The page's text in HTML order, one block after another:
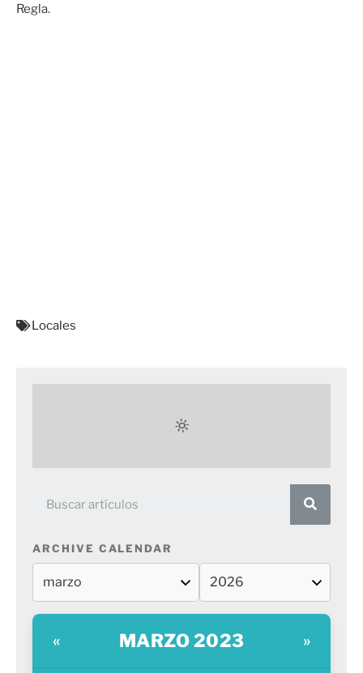
Regla.
Locales
ARCHIVE CALENDAR
« MARZO 2023 »